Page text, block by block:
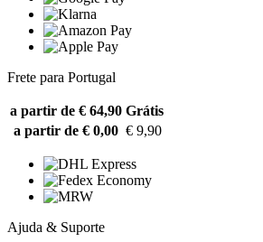
Frete para Portugal
a partir de € 64,90 Grátis
a partir de € 0,00 € 9,90
Ajuda & Suporte